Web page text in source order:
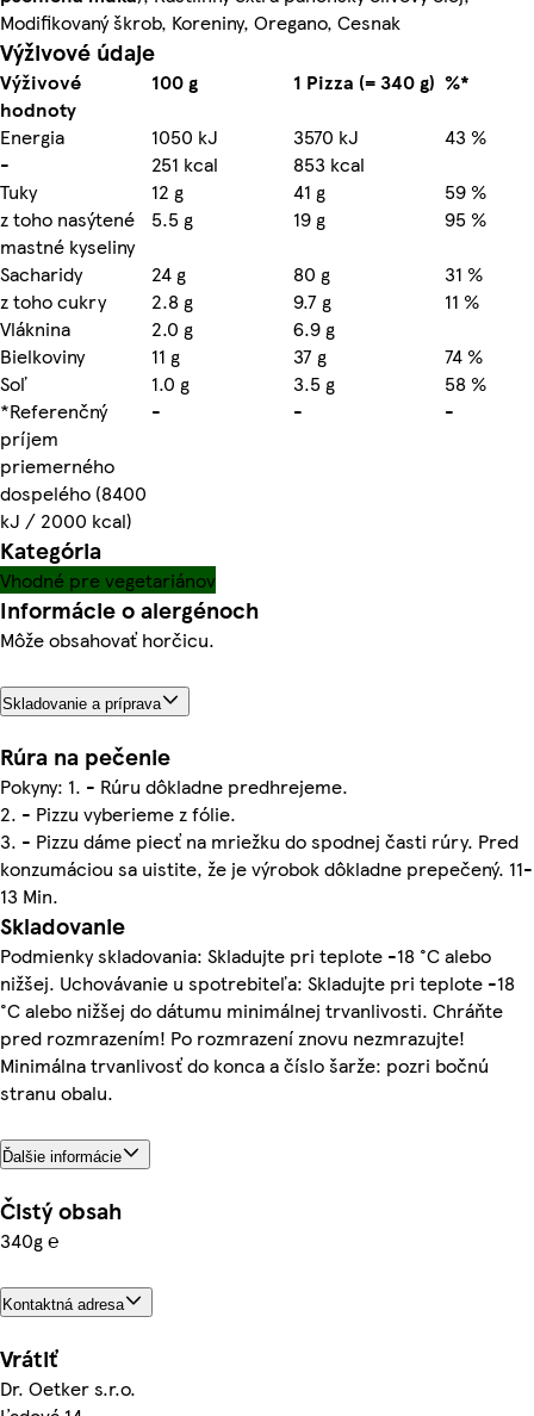
Modifikovaný škrob, Koreniny, Oregano, Cesnak
Výživové údaje
Výživové
hodnoty
100 g 1 Pizza (= 340 g) %*
Energia
1050 kJ 3570 kJ
43 %
-
251 kcal
853 kcal
Tuky
12 g 41 g
59 %
z toho nasýtené
mastné kyseliny
5.5 g 19 g
95 %
Sacharidy
24 g 80 g
31 %
z toho cukry
2.8 g 9.7 g
11 %
Vláknina
2.0 g
6.9 g
Bielkoviny
11 g 37 g
74 %
Soľ
1.0 g 3.5 g
58 %
*Referenčný
príjem
priemerného
dospelého (8400
kJ / 2000 kcal)
- - -
Kategória
Vhodné pre vegetariánov
Informácie o alergénoch
Môže obsahovať horčicu.
Skladovanie a príprava
Rúra na pečenie
Pokyny: 1. - Rúru dôkladne predhrejeme.
2. - Pizzu vyberieme z fólie.
3. - Pizzu dáme piecť na mriežku do spodnej časti rúry. Pred
konzumáciou sa uistite, že je výrobok dôkladne prepečený. 11-
13 Min.
Skladovanie
Podmienky skladovania: Skladujte pri teplote -18 °C alebo
nižšej. Uchovávanie u spotrebiteľa: Skladujte pri teplote -18
°C alebo nižšej do dátumu minimálnej trvanlivosti. Chráňte
pred rozmrazením! Po rozmrazení znovu nezmrazujte!
Minimálna trvanlivosť do konca a číslo šarže: pozri bočnú
stranu obalu.
Ďalšie informácie
Čistý obsah
340g ℮
Kontaktná adresa
Vrátiť
Dr. Oetker s.r.o.